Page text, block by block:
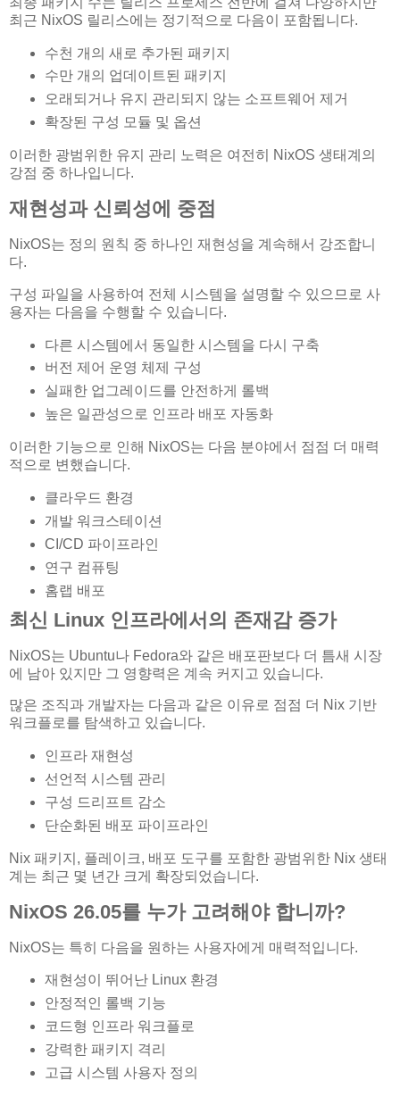
최근 NixOS 릴리스에는 정기적으로 다음이 포함됩니다.
수천 개의 새로 추가된 패키지
수만 개의 업데이트된 패키지
오래되거나 유지 관리되지 않는 소프트웨어 제거
확장된 구성 모듈 및 옵션
이러한 광범위한 유지 관리 노력은 여전히 ​​NixOS 생태계의
강점 중 하나입니다.
재현성과 신뢰성에 중점
NixOS는 정의 원칙 중 하나인 재현성을 계속해서 강조합니
다.
구성 파일을 사용하여 전체 시스템을 설명할 수 있으므로 사
용자는 다음을 수행할 수 있습니다.
다른 시스템에서 동일한 시스템을 다시 구축
버전 제어 운영 체제 구성
실패한 업그레이드를 안전하게 롤백
높은 일관성으로 인프라 배포 자동화
이러한 기능으로 인해 NixOS는 다음 분야에서 점점 더 매력
적으로 변했습니다.
클라우드 환경
개발 워크스테이션
CI/CD 파이프라인
연구 컴퓨팅
홈랩 배포
최신 Linux 인프라에서의 존재감 증가
NixOS는 Ubuntu나 Fedora와 같은 배포판보다 더 틈새 시장
에 남아 있지만 그 영향력은 계속 커지고 있습니다.
많은 조직과 개발자는 다음과 같은 이유로 점점 더 Nix 기반
워크플로를 탐색하고 있습니다.
인프라 재현성
선언적 시스템 관리
구성 드리프트 감소
단순화된 배포 파이프라인
Nix 패키지, 플레이크, 배포 도구를 포함한 광범위한 Nix 생태
계는 최근 몇 년간 크게 확장되었습니다.
NixOS 26.05를 누가 고려해야 합니까?
NixOS는 특히 다음을 원하는 사용자에게 매력적입니다.
재현성이 뛰어난 Linux 환경
안정적인 롤백 기능
코드형 인프라 워크플로
강력한 패키지 격리
고급 시스템 사용자 정의